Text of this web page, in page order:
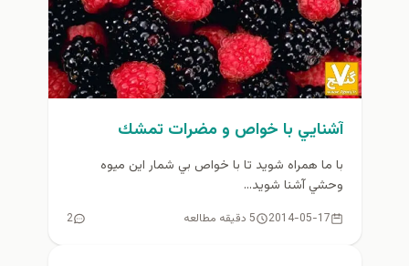
آشنايي با خواص و مضرات تمشك
با ما همراه شويد تا با خواص بي شمار اين ميوه
وحشي آشنا شويد...
2014-05-17 5 دقیقه مطالعه 2